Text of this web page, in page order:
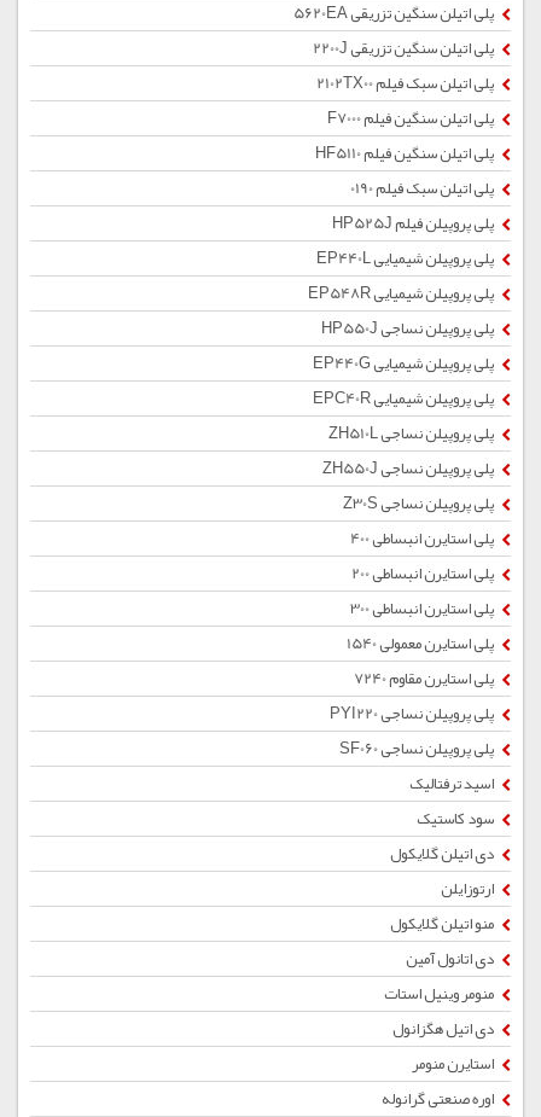
پلی اتیلن سنگین تزریقی 5620EA
پلی اتیلن سنگین تزریقی 2200J
پلی اتیلن سبک فیلم 2102TX00
پلی اتیلن سنگین فیلم F7000
پلی اتیلن سنگین فیلم HF5110
پلی اتیلن سبک فیلم 0190
پلی پروپیلن فیلم HP525J
پلی پروپیلن شیمیایی EP440L
پلی پروپیلن شیمیایی EP548R
پلی پروپیلن نساجی HP550J
پلی پروپیلن شیمیایی EP440G
پلی پروپیلن شیمیایی EPC40R
پلی پروپیلن نساجی ZH510L
پلی پروپیلن نساجی ZH550J
پلی پروپیلن نساجی Z30S
پلی استایرن انبساطی 400
پلی استایرن انبساطی 200
پلی استایرن انبساطی 300
پلی استایرن معمولی 1540
پلی استایرن مقاوم 7240
پلی پروپیلن نساجی PYI220
پلی پروپیلن نساجی SF060
اسید ترفتالیک
سود کاستیک
دی اتیلن گلایکول
ارتوزایلن
منو اتیلن گلایکول
دی اتانول آمین
منومر وینیل استات
دی اتیل هگزانول
استایرن منومر
اوره صنعتی گرانوله